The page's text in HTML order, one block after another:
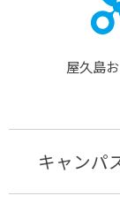
屋久島
キャンパ